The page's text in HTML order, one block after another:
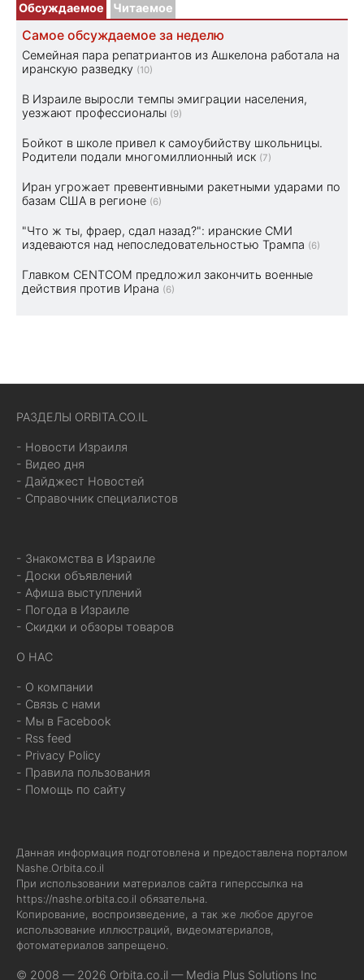
Обсуждаемое Читаемое
Самое обсуждаемое за неделю
Семейная пара репатриантов из Ашкелона работала на
иранскую разведку (10)
В Израиле выросли темпы эмиграции населения,
уезжают профессионалы (9)
Бойкот в школе привел к самоубийству школьницы.
Родители подали многомиллионный иск (7)
Иран угрожает превентивными ракетными ударами по
базам США в регионе (6)
"Что ж ты, фраер, сдал назад?": иранские СМИ
издеваются над непоследовательностью Трампа (6)
Главком CENTCOM предложил закончить военные
действия против Ирана (6)
РАЗДЕЛЫ ORBITA.CO.IL
- Новости Израиля
- Видео дня
- Дайджест Новостей
- Справочник специалистов
- Знакомства в Израиле
- Доски объявлений
- Афиша выступлений
- Погода в Израиле
- Скидки и обзоры товаров
О НАС
- О компании
- Связь с нами
- Мы в Facebook
- Rss feed
- Privacy Policy
- Правила пользования
- Помощь по сайту
Данная информация подготовлена и предоставлена порталом
Nashe.Orbita.co.il
При использовании материалов сайта гиперссылка на
https://nashe.orbita.co.il обязательна.
Копирование, воспроизведение, а так же любое другое
использование иллюстраций, видеоматериалов,
фотоматериалов запрещено.
© 2008 — 2026 Orbita.co.il — Media Plus Solutions Inc